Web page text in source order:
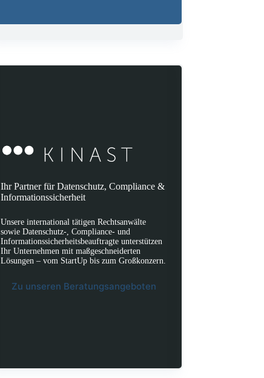
Ihr Partner für Datenschutz, Compliance &
Informationssicherheit
Unsere international tätigen Rechtsanwälte
sowie Datenschutz-, Compliance- und
Informationssicherheitsbeauftragte unterstützen
Ihr Unternehmen mit maßgeschneiderten
Lösungen – vom StartUp bis zum Großkonzern.
Zu unseren Beratungsangeboten